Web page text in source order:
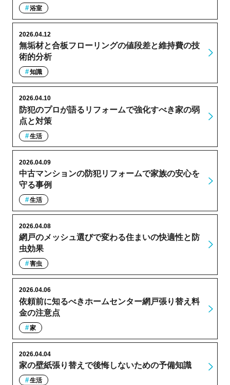
浴室
無垢材と合板フローリングの値段差と維持費の技
術的分析
2026.04.12
知識
防犯のプロが語るリフォームで強化すべき家の弱
点と対策
2026.04.10
生活
中古マンションの防犯リフォームで家族の安心を
守る事例
2026.04.09
生活
網戸のメッシュ選びで変わる住まいの快適性と防
虫効果
2026.04.08
害虫
依頼前に知るべきホームセンター網戸張り替え料
金の注意点
2026.04.06
家
家の壁紙張り替えで後悔しないための予備知識
2026.04.04
生活